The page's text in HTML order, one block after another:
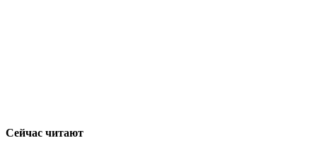
Сейчас читают